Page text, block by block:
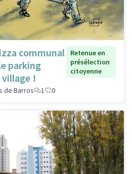
communal
parking
village !
Retenue en
présélection
citoyenne
de Barros 1 0